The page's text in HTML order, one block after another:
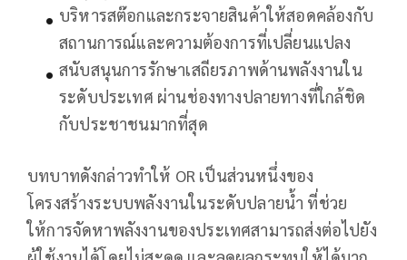
บริหารสต๊อกและกระจายสินค้าให้สอดคล้องกับ
สถานการณ์และความต้องการที่เปลี่ยนแปลง
สนับสนุนการรักษาเสถียรภาพด้านพลังงานใน
ระดับประเทศ ผ่านช่องทางปลายทางที่ใกล้ชิด
กับประชาชนมากที่สุด
บทบาทดังกล่าวทำให้ OR เป็นส่วนหนึ่งของ
โครงสร้างระบบพลังงานในระดับปลายน้ำ ที่ช่วย
ให้การจัดหาพลังงานของประเทศสามารถส่งต่อไปยัง